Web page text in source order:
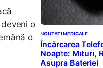
o
o
NOUTATI MEDICALE
Încărcarea
Noapte: Mituri,
Asupra Bateriei